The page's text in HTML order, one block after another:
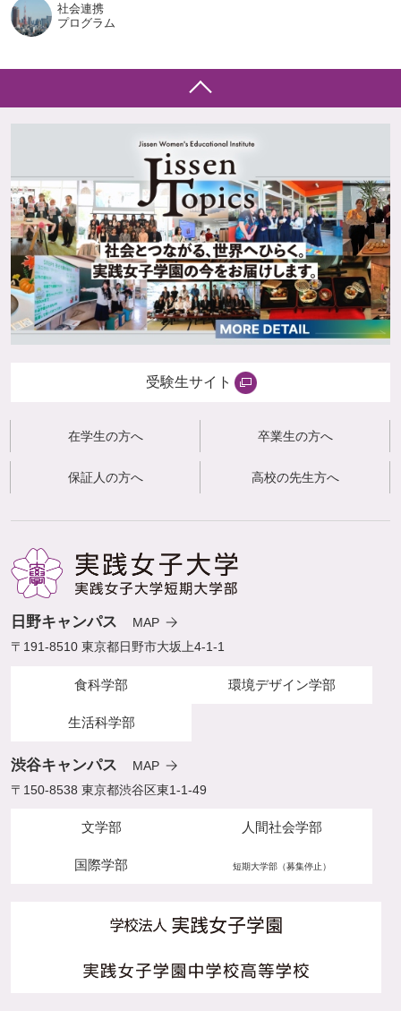
社会連携
プログラム
受験生サイト
在学生の方へ 卒業生の方へ
保証人の方へ 高校の先生方へ
日野キャンパス
MAP
〒191-8510 東京都日野市大坂上4-1-1
食科学部 環境デザイン学部
生活科学部
渋谷キャンパス
MAP
〒150-8538 東京都渋谷区東1-1-49
文学部 人間社会学部
国際学部 短期大学部（募集停止）